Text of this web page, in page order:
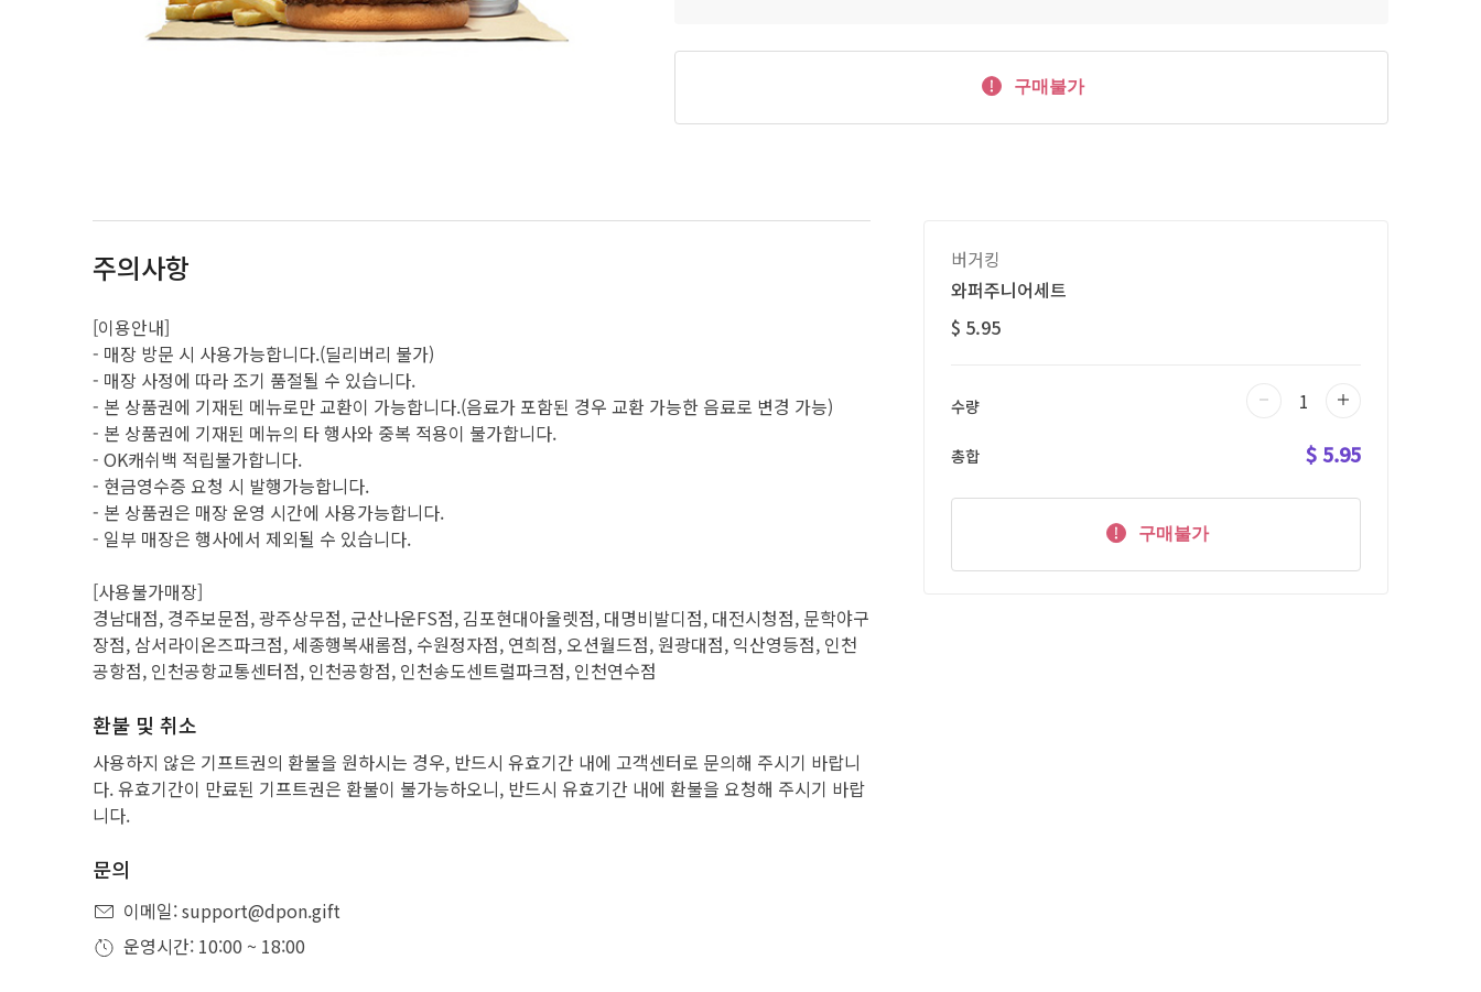
구매불가
주의사항
[이용안내]
- 매장 방문 시 사용가능합니다.(딜리버리 불가)
- 매장 사정에 따라 조기 품절될 수 있습니다.
- 본 상품권에 기재된 메뉴로만 교환이 가능합니다.(음료가 포함된 경우 교환 가능한 음료로 변경 가능)
- 본 상품권에 기재된 메뉴의 타 행사와 중복 적용이 불가합니다.
- OK캐쉬백 적립불가합니다.
- 현금영수증 요청 시 발행가능합니다.
- 본 상품권은 매장 운영 시간에 사용가능합니다.
- 일부 매장은 행사에서 제외될 수 있습니다.
[사용불가매장]
경남대점, 경주보문점, 광주상무점, 군산나운FS점, 김포현대아울렛점, 대명비발디점, 대전시청점, 문학야구
장점, 삼서라이온즈파크점, 세종행복새롬점, 수원정자점, 연희점, 오션월드점, 원광대점, 익산영등점, 인천
공항점, 인천공항교통센터점, 인천공항점, 인천송도센트럴파크점, 인천연수점
환불 및 취소
사용하지 않은 기프트권의 환불을 원하시는 경우, 반드시 유효기간 내에 고객센터로 문의해 주시기 바랍니
다. 유효기간이 만료된 기프트권은 환불이 불가능하오니, 반드시 유효기간 내에 환불을 요청해 주시기 바랍
니다.
문의
이메일: support@dpon.gift
운영시간: 10:00 ~ 18:00
버거킹
와퍼주니어세트
$ 5.95
수량
총합 $ 5.95
구매불가